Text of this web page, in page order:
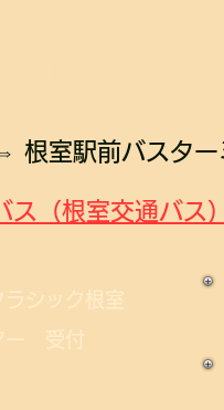
根室駅前バスター
ス（根室交通バス
シック根室
ー 受付